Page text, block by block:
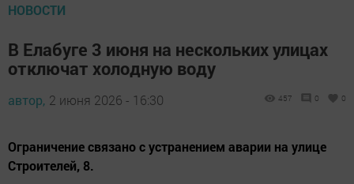
НОВОСТИ
В Елабуге 3 июня на нескольких улицах
отключат холодную воду
автор, 2 июня 2026 - 16:30 457 0 0
Ограничение связано с устранением аварии на улице
Строителей, 8.